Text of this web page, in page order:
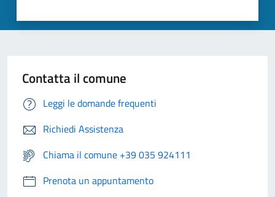
Contatta il comune
Leggi le domande frequenti
Richiedi Assistenza
Chiama il comune +39 035 924111
Prenota un appuntamento